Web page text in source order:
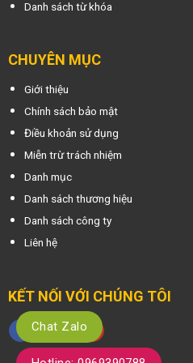
Danh sách từ khóa
CHUYÊN MỤC
Giới thiệu
Chính sách bảo mật
Điều khoản sử dụng
Miễn trừ trách nhiệm
Danh mục
Danh sách thương hiệu
Danh sách công ty
Liên hệ
KẾT NỐI VỚI CHÚNG TÔI
Chat Zalo